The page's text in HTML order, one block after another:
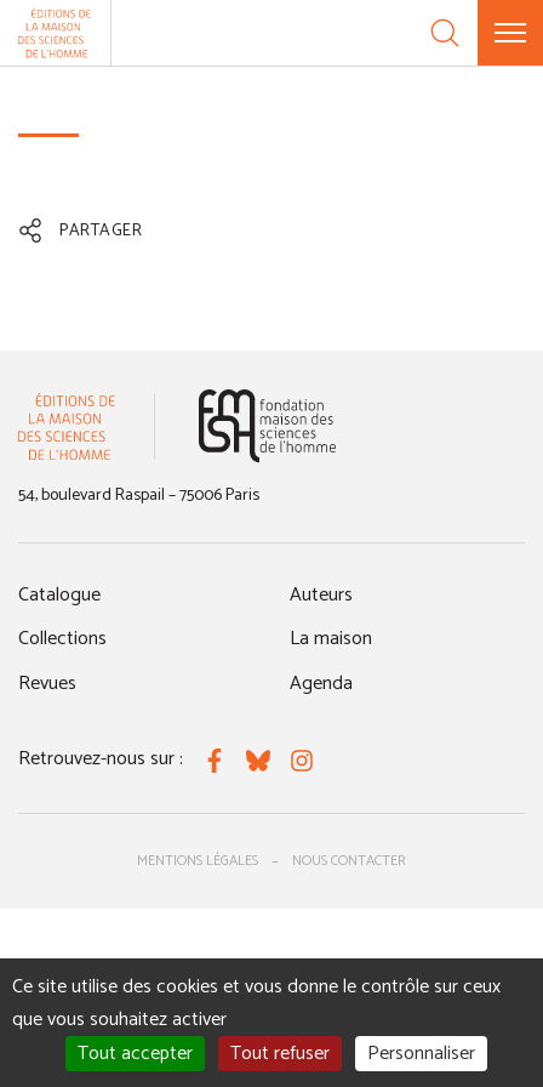
Aller au contenu
PARTAGER
54, boulevard Raspail – 75006 Paris
Catalogue
Collections
Revues
Auteurs
La maison
Agenda
Retrouvez-nous sur : FacebookBlueskyInstagram
MENTIONS LÉGALES NOUS CONTACTER
Panneau de gestion des cookies
Ce site utilise des cookies et vous donne le contrôle sur ceux
que vous souhaitez activer
Tout accepter
Tout refuser Personnaliser